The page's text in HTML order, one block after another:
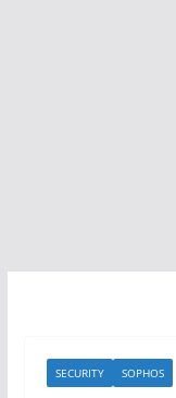
SECURITY SOPHOS